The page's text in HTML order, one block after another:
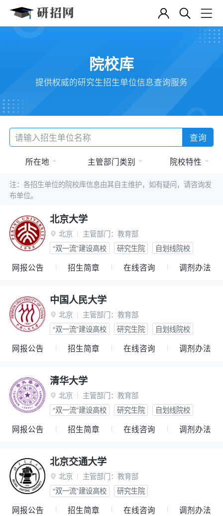
院校库
提供权威的研究生招生单位信息查询服务
查询
所在地 主管部门类别 院校特性
注：各招生单位的院校库信息由其自主维护，如有疑问，请咨询发
布单位。
北京大学
 北京 主管部门： 教育部
“双一流”建设高校
研究生院 自划线院校
网报公告 招生简章 在线咨询 调剂办法
中国人民大学
 北京 主管部门： 教育部
“双一流”建设高校
研究生院 自划线院校
网报公告 招生简章 在线咨询 调剂办法
清华大学
 北京 主管部门： 教育部
“双一流”建设高校
研究生院 自划线院校
网报公告 招生简章 在线咨询 调剂办法
北京交通大学
 北京 主管部门： 教育部
“双一流”建设高校
研究生院
网报公告 招生简章 在线咨询 调剂办法